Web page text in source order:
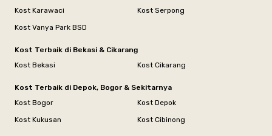
Kost Karawaci
Kost Serpong
Kost Vanya Park BSD
Kost Terbaik di Bekasi & Cikarang
Kost Bekasi
Kost Cikarang
Kost Terbaik di Depok, Bogor & Sekitarnya
Kost Bogor
Kost Depok
Kost Kukusan
Kost Cibinong